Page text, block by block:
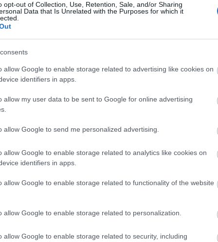
opt-out of Collection, Use, Retention, Sale, and/or Sharing
Data that Is Unrelated with the Purposes for which it
allow Google to enable storage related to advertising like cookies on
identifiers in apps.
allow my user data to be sent to Google for online advertising
allow Google to send me personalized advertising.
allow Google to enable storage related to analytics like cookies on
identifiers in apps.
allow Google to enable storage related to functionality of the website
allow Google to enable storage related to personalization.
allow Google to enable storage related to security, including
AKTOR
που είχε σπρώξει τον τεχνικό των
Συγκεκριμένα (του) εξήγησε ότι ήθελε απλά
τη συγγνώμη.